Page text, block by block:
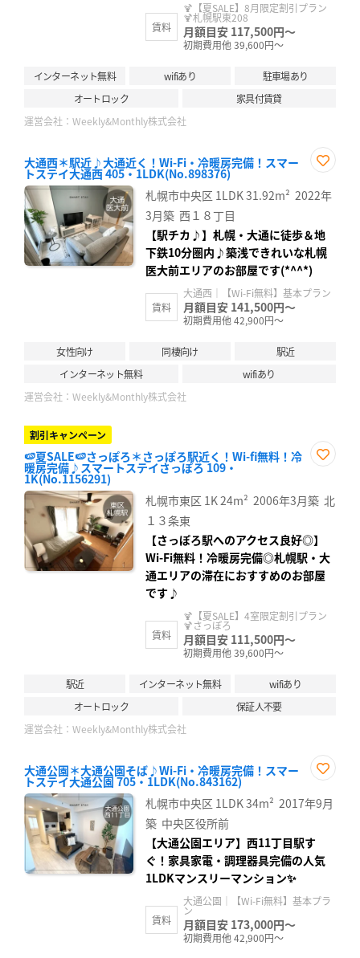
賃料
🍹【夏SALE】8月限定割引プラン
🍹札幌駅東208
月額目安 117,500円～
初期費用他 39,600円～
インターネット無料 wifiあり
駐車場あり
オートロック
家具付賃貸
運営会社： Weekly&Monthly株式会社
大通西＊駅近♪大通近く！Wi-Fi・冷暖房完備！スマー
トステイ大通西 405・1LDK(No.898376)
に入
り登
札幌市中央区 1LDK31.92m² 2022年
3月築 西１８丁目
【駅チカ♪】札幌・大通に徒歩＆地
下鉄10分圏内♪築浅できれいな札幌
医大前エリアのお部屋です(*^^*)
賃料
大通西｜【Wi-Fi無料】基本プラン
月額目安 141,500円～
初期費用他 42,900円～
女性向け 同棲向け
駅近
インターネット無料
wifiあり
運営会社： Weekly&Monthly株式会社
割引キャンペーン
🍉夏SALE🍉さっぽろ＊さっぽろ駅近く！Wi-fi無料！冷
暖房完備♪スマートステイさっぽろ 109・
1K(No.1156291)
り登
録
札幌市東区 1K24m² 2006年3月築 北
１３条東
【さっぽろ駅へのアクセス良好◎】
Wi-Fi無料！冷暖房完備◎札幌駅・大
通エリアの滞在におすすめのお部屋
です♪
賃料
🍹【夏SALE】4室限定割引プラン
🍹さっぽろ
月額目安 111,500円～
初期費用他 39,600円～
駅近 インターネット無料
wifiあり
オートロック
保証人不要
運営会社： Weekly&Monthly株式会社
大通公園＊大通公園そば♪Wi-Fi・冷暖房完備！スマー
トステイ大通公園 705・1LDK(No.843162)
に入
り登
札幌市中央区 1LDK34m² 2017年9月
築 中央区役所前
【大通公園エリア】西11丁目駅す
ぐ！家具家電・調理器具完備の人気
1LDKマンスリーマンション✨
賃料
大通公園｜【Wi-Fi無料】基本プラ
ン
月額目安 173,000円～
初期費用他 42,900円～